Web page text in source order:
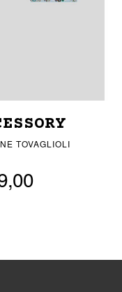
TOVAGLIOLI